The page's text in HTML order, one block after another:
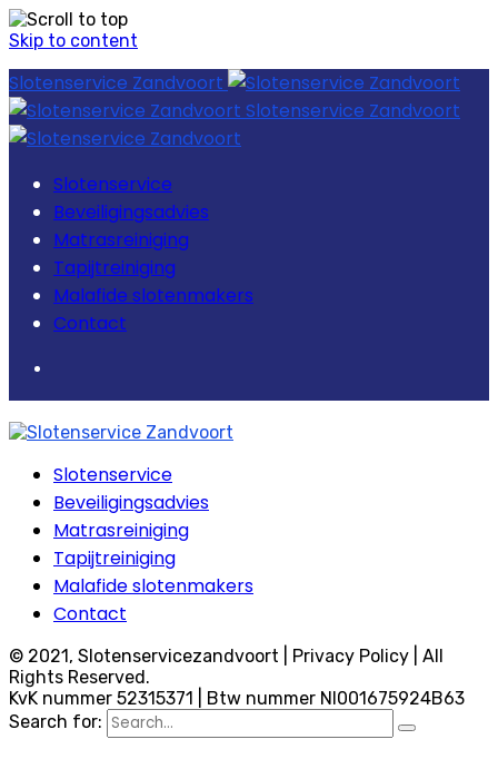
Skip to content
Slotenservice Zandvoort
Slotenservice Zandvoort
Slotenservice
Beveiligingsadvies
Matrasreiniging
Tapijtreiniging
Malafide slotenmakers
Contact
Slotenservice
Beveiligingsadvies
Matrasreiniging
Tapijtreiniging
Malafide slotenmakers
Contact
© 2021, Slotenservicezandvoort | Privacy Policy | All
Rights Reserved.
KvK nummer 52315371 | Btw nummer Nl001675924B63
Search for: